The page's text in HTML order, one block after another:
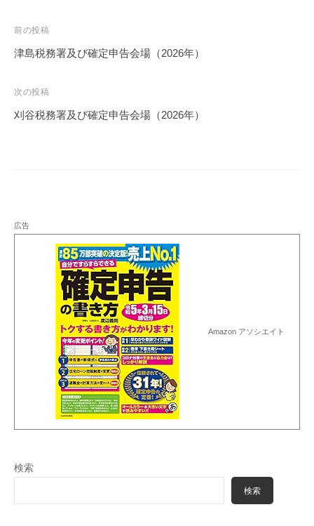
投
稿
ビ
ゲ
前の投稿
津島税務署及び確定申告会場（2026年）
次の投稿
刈谷税務署及び確定申告会場（2026年）
広告
Amazon アソシエイト
検索
検索